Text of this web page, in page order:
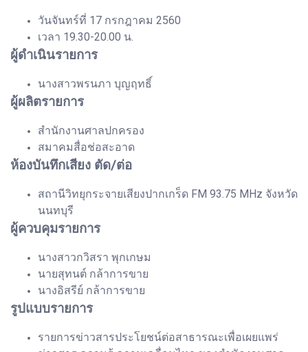
วันจันทร์ที่ 17 กรกฎาคม 2560
เวลา 19.30-20.00 น.
ผู้ดำเนินรายการ
นางสาวพรนภา บุญฤทธิ์
ผู้ผลิตรายการ
สำนักงานศาลปกครอง
สมาคมสื่อช่อสะอาด
ห้องบันทึกเสียง ตัด/ต่อ
สถานีวิทยุกระจายเสียงปากเกร็ด FM 93.75 MHz จังหวัด
นนทบุรี
ผู้ควบคุมรายการ
นางสาวกวิสรา พุกเกษม
นายสุทนต์ กล้าการขาย
นางอิสรีย์ กล้าการขาย
รูปแบบรายการ
รายการข่าวสารประโยชน์ต่อสาธารณะเพื่อเผยแพร่